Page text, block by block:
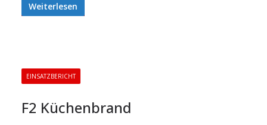
Weiterlesen
EINSATZBERICHT
F2 Küchenbrand